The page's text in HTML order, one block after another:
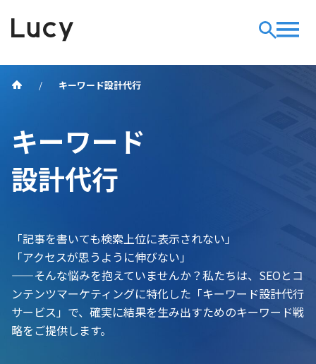
キーワード設計代行
キーワード
設計代行
「記事を書いても検索上位に表示されない」
「アクセスが思うように伸びない」
——そんな悩みを抱えていませんか？私たちは、SEOとコ
ンテンツマーケティングに特化した「キーワード設計代行
サービス」で、確実に結果を生み出すためのキーワード戦
略をご提供します。